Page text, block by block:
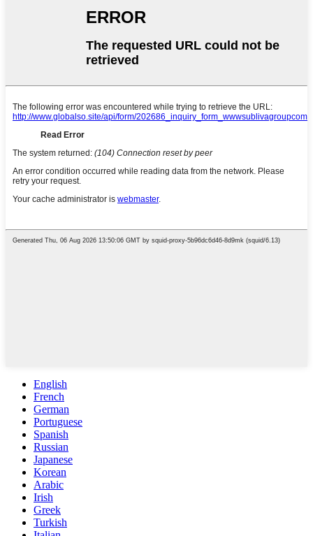
English
French
German
Portuguese
Spanish
Russian
Japanese
Korean
Arabic
Irish
Greek
Turkish